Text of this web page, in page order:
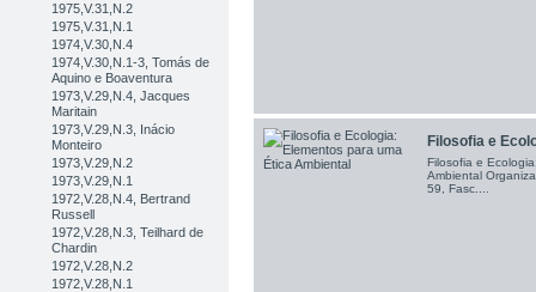
1975,V.31,N.2
1975,V.31,N.1
1974,V.30,N.4
1974,V.30,N.1-3, Tomás de
Aquino e Boaventura
1973,V.29,N.4, Jacques
Maritain
1973,V.29,N.3, Inácio
Monteiro
1973,V.29,N.2
1973,V.29,N.1
1972,V.28,N.4, Bertrand
Russell
1972,V.28,N.3, Teilhard de
Chardin
1972,V.28,N.2
1972,V.28,N.1
Filosofia e
Filosofia e
Ambiental
59, Fasc....